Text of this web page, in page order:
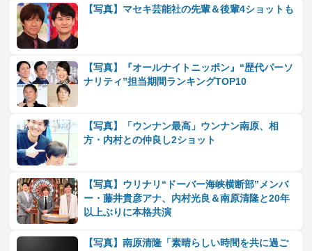
【写真】マセキ芸能社の先輩＆後輩4ショットも
【写真】『オールナイトニッポン』“歴代パーソ
ナリティ”担当期間ランキングTOP10
【写真】「ウンナン最高」ウンナン南原、相
方・内村との仲良し2ショット
【写真】ウリナリ“ドーバー海峡横断部”メンバ
ー・藤井貴彦アナ、内村光良＆南原清隆と20年
以上ぶりに本格共演
【写真】南原清隆「素晴らしい時間を共に過ご